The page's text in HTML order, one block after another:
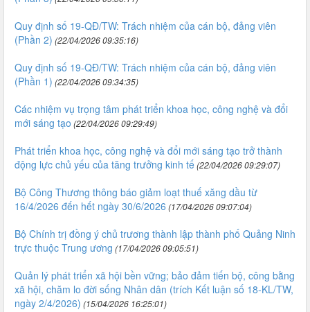
Quy định số 19-QĐ/TW: Trách nhiệm của cán bộ, đảng viên
(Phần 2) (22/04/2026 09:35:16)
Quy định số 19-QĐ/TW: Trách nhiệm của cán bộ, đảng viên
(Phần 1) (22/04/2026 09:34:35)
Các nhiệm vụ trọng tâm phát triển khoa học, công nghệ và đổi
mới sáng tạo (22/04/2026 09:29:49)
Phát triển khoa học, công nghệ và đổi mới sáng tạo trở thành
động lực chủ yếu của tăng trưởng kinh tế(22/04/2026 09:29:07)
Bộ Công Thương thông báo giảm loạt thuế xăng dầu từ
16/4/2026 đến hết ngày 30/6/2026 (17/04/2026 09:07:04)
Bộ Chính trị đồng ý chủ trương thành lập thành phố Quảng Ninh
trực thuộc Trung ương (17/04/2026 09:05:51)
Quản lý phát triển xã hội bền vững; bảo đảm tiến bộ, công bằng
xã hội, chăm lo đời sống Nhân dân (trích Kết luận số 18-KL/TW,
ngày 2/4/2026) (15/04/2026 16:25:01)